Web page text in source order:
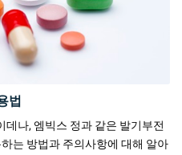
법
데나, 엠빅스 정과 같은 발기부전
는 방법과 주의사항에 대해 알아